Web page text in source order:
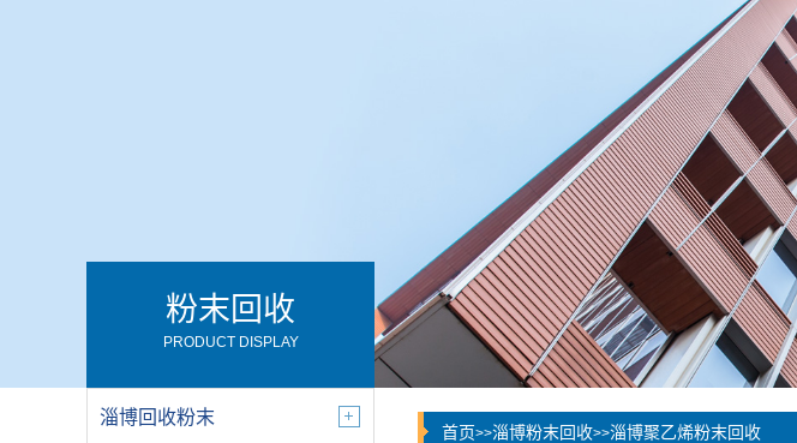
粉末回收
PRODUCT DISPLAY
淄博回收粉末
首页>>淄博粉末回收>>淄博聚乙烯粉末回收